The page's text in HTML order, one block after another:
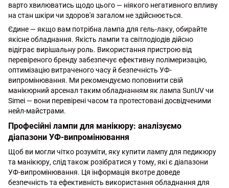
варто хвилюватись щодо цього — ніякого негативного впливу
на стан шкіри чи здоров'я загалом не здійснюється.
Єдине — якщо вам потрібна лампа для гель-лаку, обирайте
якісне обладнання. Якість лампи та світлодіодів дійсно
відіграє вирішальну роль. Використання пристрою від
перевіреного бренду забезпечує ефективну полімеризацію,
оптимізацію витраченого часу й безпечність УФ-
випромінювання. Ми рекомендуємо поповнити свій
манікюрний арсенал таким обладнанням як лампа SunUV чи
Simei — вони перевірені часом та протестовані досвідченими
нейл-майстрами.
Професійні лампи для манікюру: аналізуємо
діапазони УФ-випромінювання
Щоб ви могли чітко розуміти, яку купити лампу для педикюру
та манікюру, слід також розібратися у тому, які є діапазони
УФ-випромінювання. Ця інформація вкотре доведе
безпечність та ефективність використання обладнання для